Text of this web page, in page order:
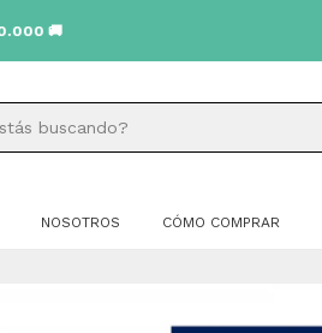
NOSOTROS CÓMO COMPRAR